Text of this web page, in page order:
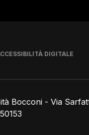
Bocconi - Via
DIGITALE